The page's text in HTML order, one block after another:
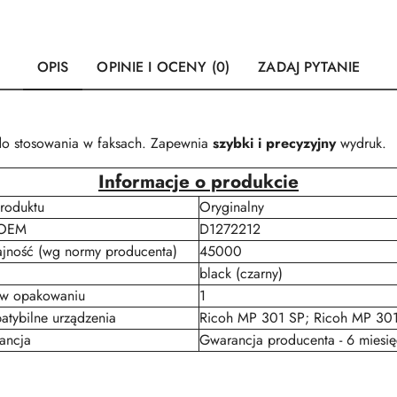
OPIS OPINIE I OCENY (0) ZADAJ PYTANIE
stosowania w faksach. Zapewnia szybki i precyzyjnywydruk.
Informacje o produkcie
Oryginalny
D1272212
(wg normy producenta)
45000
black (czarny)
opakowaniu
1
urządzenia
Ricoh MP 301 SP; Ricoh MP
Gwarancja producenta - 6